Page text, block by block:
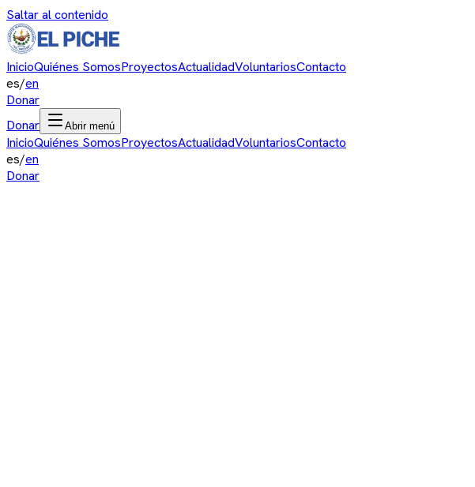
Saltar al contenido
InicioQuiénes SomosProyectosActualidadVoluntariosContacto
es/en
Donar
Donar
Abrir menú
InicioQuiénes SomosProyectosActualidadVoluntariosContacto
es/en
Donar